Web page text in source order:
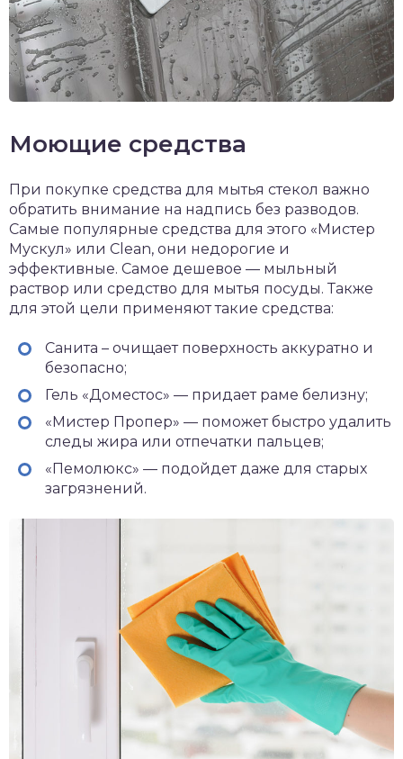
Моющие средства
При покупке средства для мытья стекол важно
обратить внимание на надпись без разводов.
Самые популярные средства для этого «Мистер
Мускул» или Clean, они недорогие и
эффективные. Самое дешевое — мыльный
раствор или средство для мытья посуды. Также
для этой цели применяют такие средства:
Санита – очищает поверхность аккуратно и
безопасно;
Гель «Доместос» — придает раме белизну;
«Мистер Пропер» — поможет быстро удалить
следы жира или отпечатки пальцев;
«Пемолюкс» — подойдет даже для старых
загрязнений.